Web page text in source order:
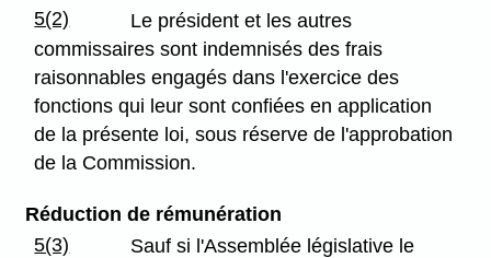
5(2)
Le président et les autres
commissaires sont indemnisés des frais
raisonnables engagés dans l'exercice des
fonctions qui leur sont confiées en application
de la présente loi, sous réserve de l'approbation
de la Commission.
Réduction de rémunération
5(3)
Sauf si l'Assemblée législative le